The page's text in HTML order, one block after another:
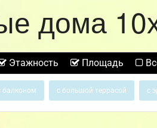
дома
Этажность Площадь
балконом с большой террасой с